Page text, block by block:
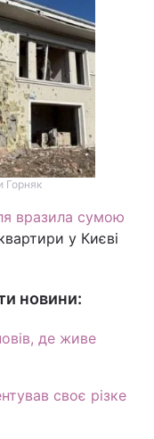
Горняк
вразила сумою
у Києві
новини:
де живе
своє різке